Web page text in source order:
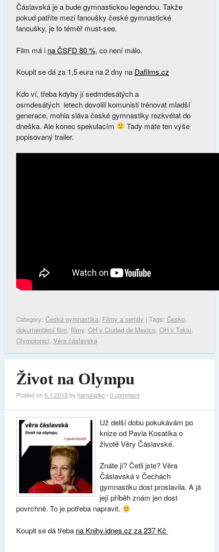
Čáslavská je a bude gymnastickou legendou. Takže
pokud patříte mezi fanoušky české gymnastické
fanoušky, je to téměř must-see.
Film má i na ČSFD 80 %, co není málo.
Koupit se dá za 1,5 eura na 2 dny na Dafilms.cz
Kdo ví, třeba kdyby jí sedmdesátých a
osmdesátých letech dovolili komunisti trénovat mladší
generace, mohla sláva české gymnastiky rozkvétat do
dneška. Ale konec spekulacím
Tady máte ten výše
popisovaný trailer.
Category: Česká gymnastika, Filmy a seriály | Tags: Česko,
dokumentární film, filmy, OH v Ciudad de Mexico, OH v Tokiu,
Olympionici, Věra čáslavská
Život na Olympu
Posted on 5.1.2015 by hanuliatko •0 comment
Už delší dobu pokukávám po
knize od Pavla Kosatíka o
životě Věry Čáslavské.
Znáte jí? Četli jste? Věra
Čáslavská v Čechách
gymnastiku dost proslavila. A já
její příběh znám jen dost
povrchně. To je potřeba napravit.
Koupit se dá třeba na Knihy.idnes.cz za 237 Kč